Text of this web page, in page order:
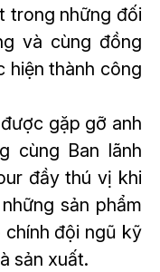
trong những đối
và cùng đồng
hiện thành công
gặp gỡ anh
cùng Ban lãnh
đầy thú vị khi
sản phẩm
đội ngũ kỹ
sản xuất.